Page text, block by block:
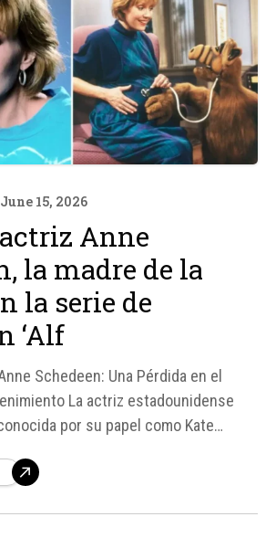
June 15, 2026
Anne
la madre de la
la serie de
‘Alf
Schedeen: Una Pérdida en el
La actriz estadounidense
por su papel como Kate
informaciones de su familia y su